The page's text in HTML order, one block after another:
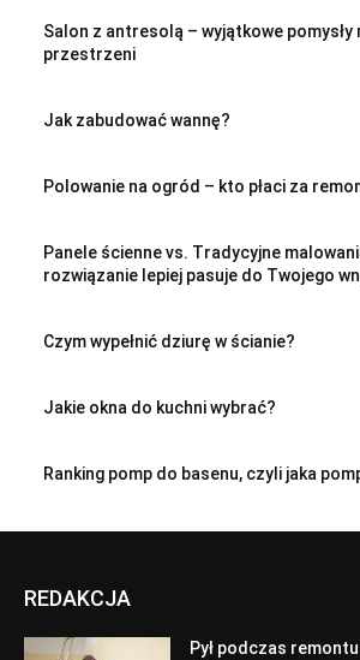
Salon z antresolą – wyjątkowe pomysły
przestrzeni
Jak zabudować wannę?
Polowanie na ogród – kto płaci za
Panele ścienne vs. Tradycyjne
rozwiązanie lepiej pasuje do Twojego
Czym wypełnić dziurę w ścianie?
Jakie okna do kuchni wybrać?
Ranking pomp do basenu, czyli jaka
REDAKCJA
Pył podczas